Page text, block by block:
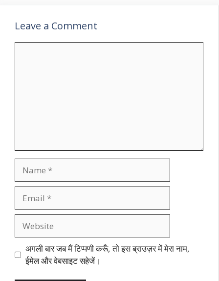
Leave a Comment
अगली बार जब मैं टिप्पणी करूँ, तो इस ब्राउज़र में मेरा नाम,
ईमेल और वेबसाइट सहेजें।